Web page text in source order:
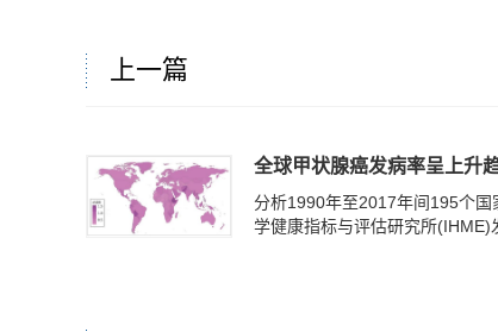
上一篇
全球甲状腺癌发病率呈上升
分析1990年至2017年间195个
学健康指标与评估研究所(IHME)